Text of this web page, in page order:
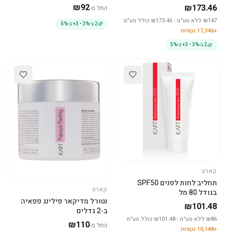
₪173.46
₪147 ללא מע״מ |
173.46
כולל מע״מ
+
17,346 נקודות
2 ב-3% • 3+ ב-5%
החל מ- ₪92
2 ב-3% • 3+ ב-5%
הוסיפי לסל
קארט
תחליב לחות לפנים SPF50
בגודל 80 מל
₪101.48
₪86 ללא מע״מ |
101.48
כולל מע״מ
+
10,148 נקודות
בחרי גודל
קארט
נטורל מדיקאר פילינג פפאיה
ב-2 גדלים
החל מ- ₪110